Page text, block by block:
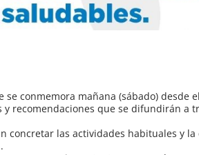
conmemora mañana (sábado) desde
recomendaciones que se difundirán a
concretar las actividades habituales y